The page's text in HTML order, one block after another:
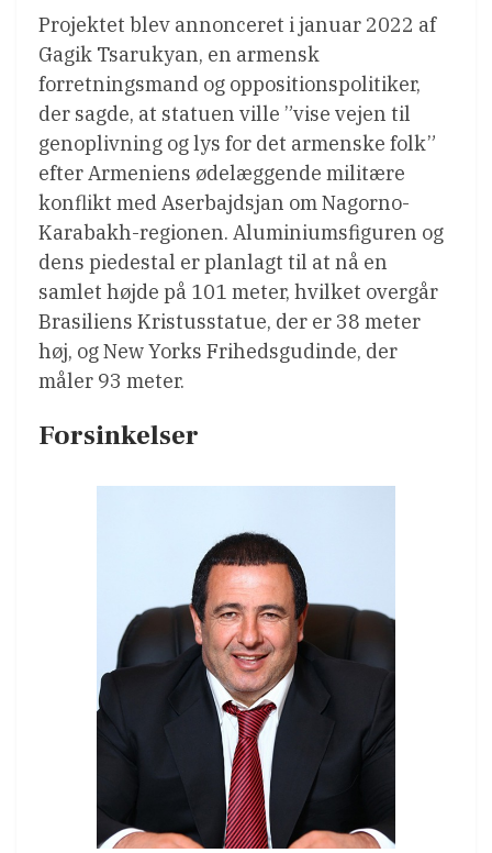
Projektet blev annonceret i januar 2022 af
Gagik Tsarukyan, en armensk
forretningsmand og oppositionspolitiker,
der sagde, at statuen ville ”vise vejen til
genoplivning og lys for det armenske folk”
efter Armeniens ødelæggende militære
konflikt med Aserbajdsjan om Nagorno-
Karabakh-regionen. Aluminiumsfiguren og
dens piedestal er planlagt til at nå en
samlet højde på 101 meter, hvilket overgår
Brasiliens Kristusstatue, der er 38 meter
høj, og New Yorks Frihedsgudinde, der
måler 93 meter.
Forsinkelser